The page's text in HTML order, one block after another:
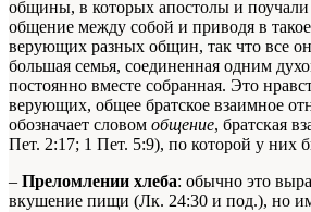
общины, в которых апостолы и
общение между собой и приводя в
верующих разных общин, так что все
большая семья, соединенная одним
постоянно вместе собранная. Это
верующих, общее братское взаимное
обозначает словом общение, братская
Пет. 2:17; 1 Пет. 5:9), по которой у них
– Преломлении хлеба: обычно это
вкушение пищи (Лк. 24:30 и под.), но